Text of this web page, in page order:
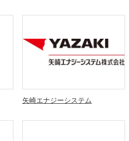
矢崎エナジーシステム